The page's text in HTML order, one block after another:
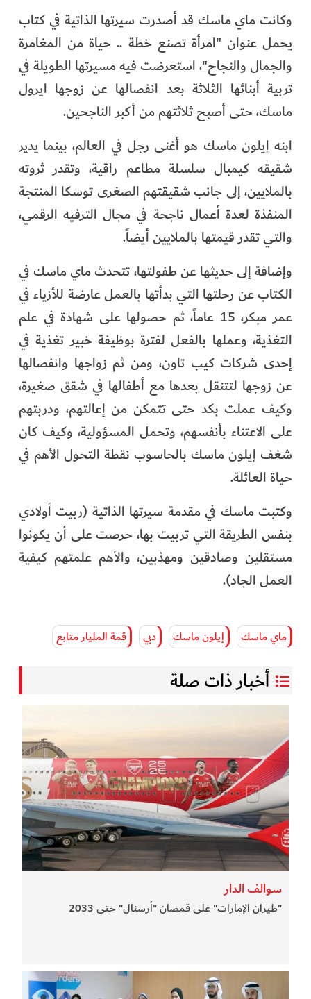
وكانت ماي ماسك قد أصدرت سيرتها الذاتية في كتاب
يحمل عنوان "امرأة تصنع خطة .. حياة من المغامرة
والجمال والنجاح"، استعرضت فيه مسيرتها الطويلة في
تربية أبنائها الثلاثة بعد انفصالها عن زوجها ايرول
ماسك، حتى أصبح ثلاثتهم من أكبر الناجحين.
ابنه إيلون ماسك هو أغنى رجل في العالم، بينما يدير
شقيقه كيمبال سلسلة مطاعم راقية، وتقدر ثروته
بالملايين، إلى جانب شقيقتهم الصغرى توسكا المنتجة
المنفذة لعدة أعمال ناجحة في مجال الترفيه الرقمي،
والتي تقدر قيمتها بالملايين أيضاً.
وإضافة إلى حديثها عن طفولتها، تتحدث ماي ماسك في
الكتاب عن رحلتها التي بدأتها بالعمل عارضة للأزياء في
عمر مبكر، 15 عاماً، ثم حصولها على شهادة في علم
التغذية، وعملها بالفعل لفترة بوظيفة خبير تغذية في
إحدى شركات كيب تاون، ومن ثم زواجها وانفصالها
عن زوجها لتتنقل بعدها مع أطفالها في شقق صغيرة،
وكيف عملت بكد حتى تتمكن من إعالتهم، ودربتهم
على الاعتناء بأنفسهم، وتحمل المسؤولية، وكيف كان
شغف إيلون ماسك بالحاسوب نقطة التحول الأهم في
حياة العائلة.
وكتبت ماسك في مقدمة سيرتها الذاتية (ربيت أولادي
بنفس الطريقة التي تربيت بها، حرصت على أن يكونوا
مستقلين وصادقين ومهذبين، والأهم علمتهم كيفية
العمل الجاد).
ماي ماسك إيلون ماسك دبي قمة المليار متابع
أخبار ذات صلة
سوالف الدار
"طيران الإمارات" على قمصان "أرسنال" حتى 2033